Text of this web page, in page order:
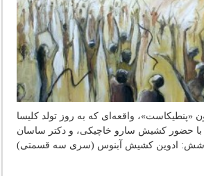
«پنطیکاست»، واقعه‌ای که به روز تولد کلیسا
حضور کشیش سارو خاچیکی، و دکتر ساسان
ادوین کشیش آبنوس (سری سه قسمتی)